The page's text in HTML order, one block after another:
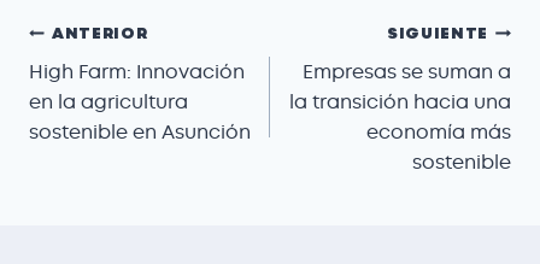
ANTERIOR
High Farm: Innovación
en la agricultura
sostenible en Asunción
SIGUIENTE
Empresas se suman a
la transición hacia una
economía más
sostenible